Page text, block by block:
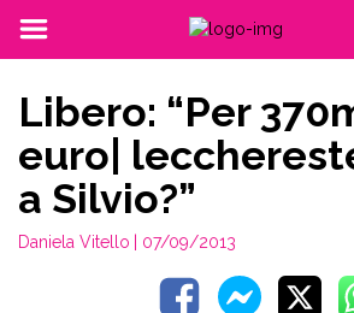
Libero: “Per
euro|
a Silvio?”
Daniela Vitello | 07/09/2013